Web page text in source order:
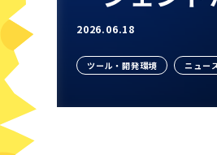
2026.06.18
ツール・開発環境 ニュー